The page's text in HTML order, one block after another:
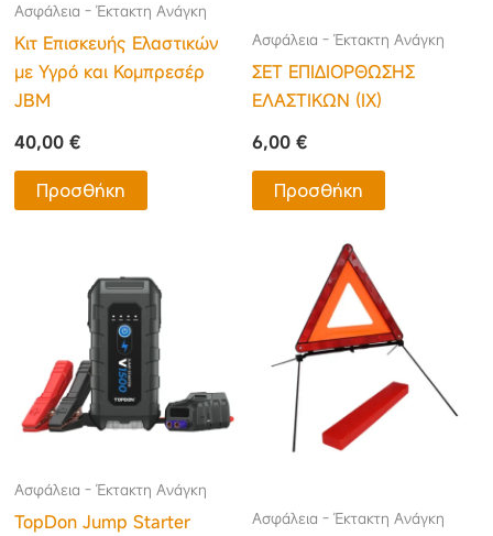
Ασφάλεια - Έκτακτη Ανάγκη
Κιτ Επισκευής Ελαστικών
με Υγρό και Κομπρεσέρ
JBM
40,00€
Προσθήκη
Ασφάλεια - Έκτακτη Ανάγκη
ΣΕΤ ΕΠΙΔΙΟΡΘΩΣΗΣ
ΕΛΑΣΤΙΚΩΝ (ΙΧ)
6,00 €
Προσθήκη
Ασφάλεια - Έκτακτη Ανάγκη
TopDon Jump Starter
Ασφάλεια - Έκτακτη Ανάγκη